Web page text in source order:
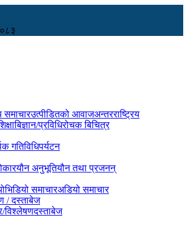
समाचारउत्पीडितको आवाजअन्तरराष्ट्रिय
बिज्ञान/प्रविधिरोचक बिचित्र
गतिविधिपर्यटन
यौन अनुभूतियौन तथा प्रजनन्
भिडियो समाचारअडियो समाचार
/ दस्ताबेज
विश्लेषणदस्ताबेज